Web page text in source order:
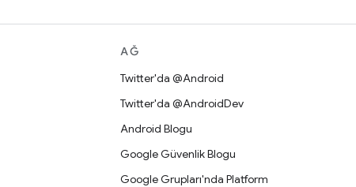
AĞ
Twitter'da @Android
Twitter'da @AndroidDev
Android Blogu
Google Güvenlik Blogu
Google Grupları'nda Platform